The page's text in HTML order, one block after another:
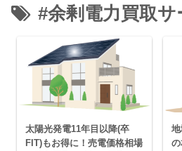
#余剰電力買取サ
太陽光発電11年目以降(卒
FIT)もお得に！売電価格相場